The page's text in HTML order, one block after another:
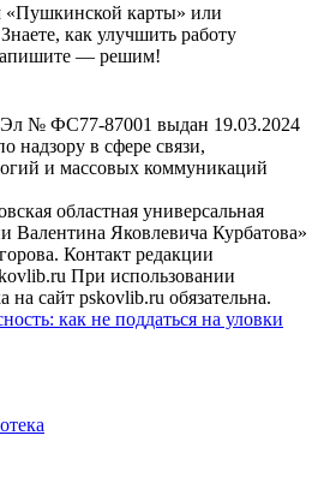
карты» или
как улучшить работу
— решим!
№ ФС77-87001 выдан 19.03.2024
надзору в сфере связи,
и массовых коммуникаций
областная универсальная
Валентина Яковлевича Курбатова»
Контакт редакции
При использовании
на сайт pskovlib.ru обязательна.
как не поддаться на уловки